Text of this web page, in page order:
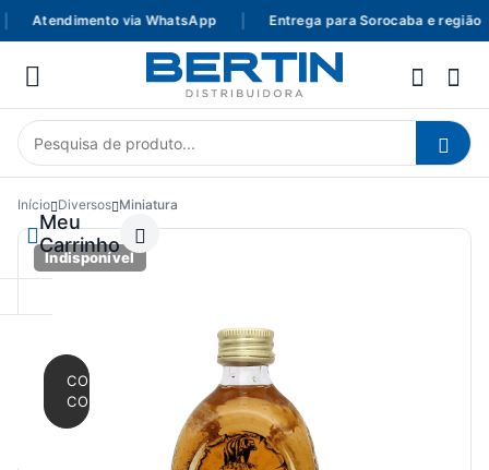
Atendimento via WhatsApp Entrega para Sorocaba e região
Meu
Carrinho
CONTINUAR
COMPRANDO
Início Diversos Miniatura
Indisponível